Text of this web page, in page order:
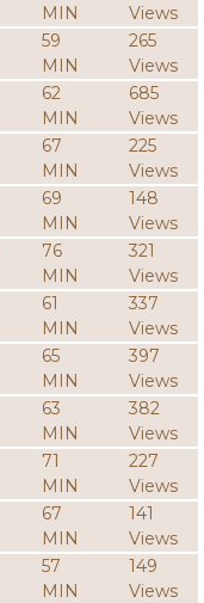
MIN
Views
59
MIN
265
Views
62
MIN
685
Views
67
MIN
225
Views
69
MIN
148
Views
76
MIN
321
Views
61
MIN
337
Views
65
MIN
397
Views
63
MIN
382
Views
71
MIN
227
Views
67
MIN
141
Views
57
MIN
149
Views